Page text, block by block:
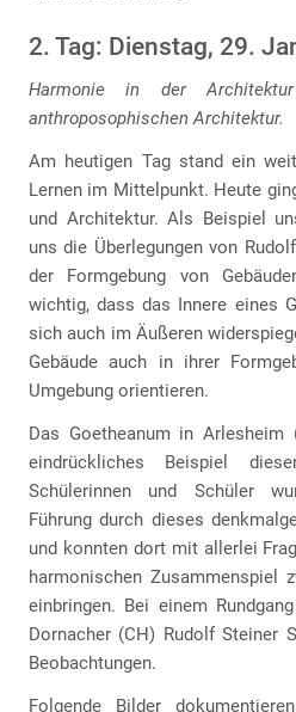
2. Tag: Dienstag, 29.
Harmonie in der
anthroposophischen Architektur.
Am heutigen Tag stand ein
Lernen im Mittelpunkt. Heute
und Architektur. Als Beispiel
uns die Überlegungen von
der Formgebung von
wichtig, dass das Innere eines
sich auch im Äußeren
Gebäude auch in ihrer
Umgebung orientieren.
Das Goetheanum in
eindrückliches Beispiel
Schülerinnen und Schüler
Führung durch dieses
und konnten dort mit allerlei
harmonischen Zusammenspiel
einbringen. Bei einem
Dornacher (CH) Rudolf Steiner
Beobachtungen.
Folgende Bilder